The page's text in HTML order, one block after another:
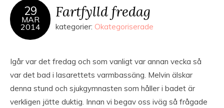
29
MAR
2014
Fartfylld fredag
kategorier: Okategoriserade
Igår var det fredag och som vanligt var annan vecka så
var det bad i lasarettets varmbassäng. Melvin älskar
denna stund och sjukgymnasten som håller i badet är
verkligen jätte duktig. Innan vi begav oss iväg så frågade